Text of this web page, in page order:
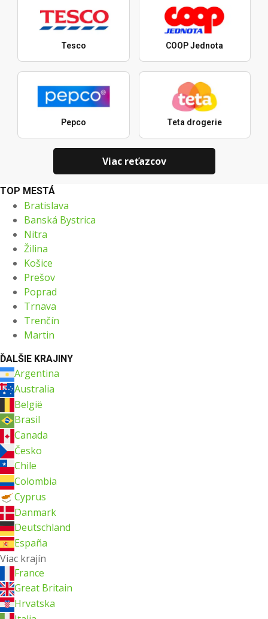
Tesco COOP Jednota
Pepco Teta drogerie
Viac reťazcov
TOP MESTÁ
Bratislava
Banská Bystrica
Nitra
Žilina
Košice
Prešov
Poprad
Trnava
Trenčín
Martin
ĎALŠIE KRAJINY
Argentina
Australia
België
Brasil
Canada
Česko
Chile
Colombia
Cyprus
Danmark
Deutschland
España
Viac krajín
France
Great Britain
Hrvatska